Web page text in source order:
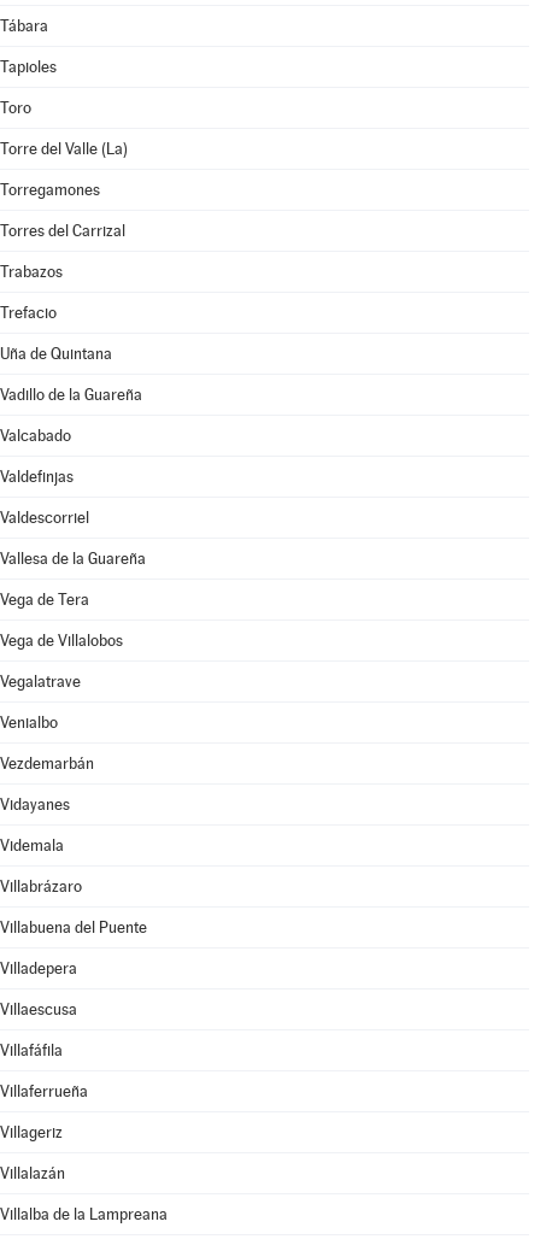
Tábara
Tapioles
Toro
Torre del Valle (La)
Torregamones
Torres del Carrizal
Trabazos
Trefacio
Uña de Quintana
Vadillo de la Guareña
Valcabado
Valdefinjas
Valdescorriel
Vallesa de la Guareña
Vega de Tera
Vega de Villalobos
Vegalatrave
Venialbo
Vezdemarbán
Vidayanes
Videmala
Villabrázaro
Villabuena del Puente
Villadepera
Villaescusa
Villafáfila
Villaferrueña
Villageriz
Villalazán
Villalba de la Lampreana